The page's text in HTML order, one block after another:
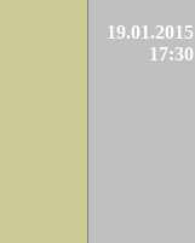
19.01.2015
17:30